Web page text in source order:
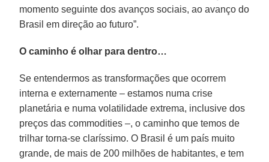
momento seguinte dos avanços sociais, ao avanço do
Brasil em direção ao futuro”.
O caminho é olhar para dentro…
Se entendermos as transformações que ocorrem
interna e externamente – estamos numa crise
planetária e numa volatilidade extrema, inclusive dos
preços das commodities –, o caminho que temos de
trilhar torna-se claríssimo. O Brasil é um país muito
grande, de mais de 200 milhões de habitantes, e tem